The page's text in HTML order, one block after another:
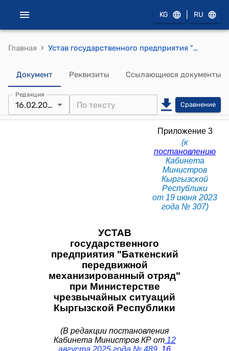
KG RU
Главная › Устав государственного предприятия "Баткенский передвижной механизированный отряд" при Министерстве чрезвычайных ситуаций Кыргызской Республики (к постановлению Кабинета Министров КР от 19 июня 2023 года № 307)
Документ Реквизиты Ссылающиеся документы
Редакция
16.02.2026 Сравнение